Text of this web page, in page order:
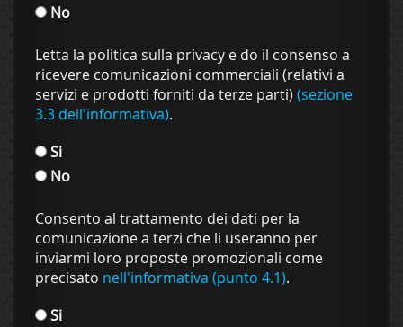
No
Letta la politica sulla privacy e do il consenso a
ricevere comunicazioni commerciali (relativi a
servizi e prodotti forniti da terze parti) (sezione
3.3 dell'informativa).
Si
No
Consento al trattamento dei dati per la
comunicazione a terzi che li useranno per
inviarmi loro proposte promozionali come
precisato nell'informativa (punto 4.1).
Si